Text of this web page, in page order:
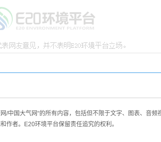
/中国大气网“的所有内容，包括但不限于文字、图表、音频
作者。E20环境平台保留责任追究的权利。